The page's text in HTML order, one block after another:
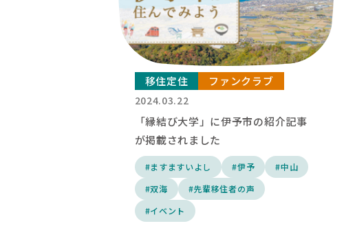
移住定住 ファンクラブ
2024.03.22
「縁結び大学」に伊予市の紹介記事
が掲載されました
#ますますいよし #伊予
#中山
#双海
#先輩移住者の声
#イベント